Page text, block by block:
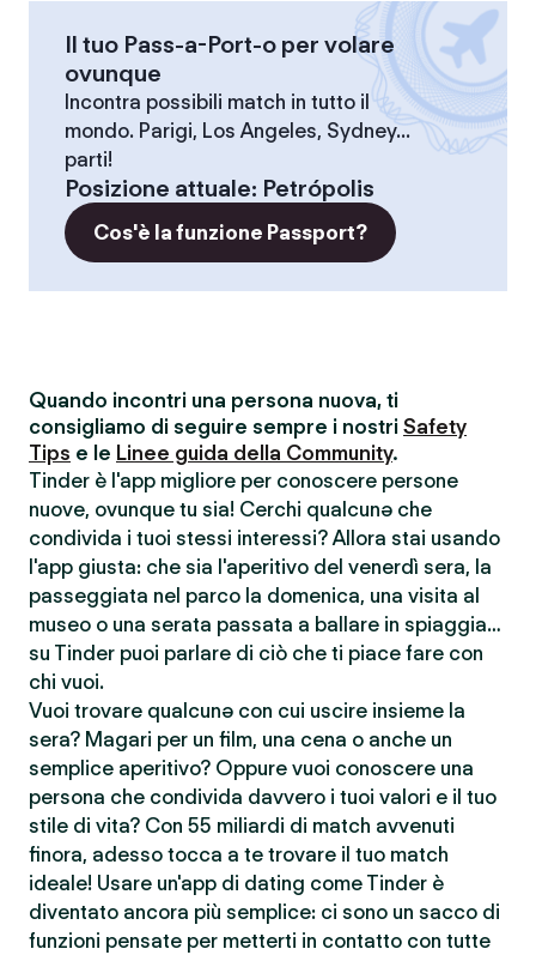
Il tuo Pass-a-Port-o per volare
ovunque
Incontra possibili match in tutto il
mondo. Parigi, Los Angeles, Sydney...
parti!
Posizione attuale: Petrópolis
Cos'è la funzione Passport?
Quando incontri una persona nuova, ti
consigliamo di seguire sempre i nostri Safety
Tips e le Linee guida della Community.
Tinder è l'app migliore per conoscere persone
nuove, ovunque tu sia! Cerchi qualcunə che
condivida i tuoi stessi interessi? Allora stai usando
l'app giusta: che sia l'aperitivo del venerdì sera, la
passeggiata nel parco la domenica, una visita al
museo o una serata passata a ballare in spiaggia…
su Tinder puoi parlare di ciò che ti piace fare con
chi vuoi.
Vuoi trovare qualcunə con cui uscire insieme la
sera? Magari per un film, una cena o anche un
semplice aperitivo? Oppure vuoi conoscere una
persona che condivida davvero i tuoi valori e il tuo
stile di vita? Con 55 miliardi di match avvenuti
finora, adesso tocca a te trovare il tuo match
ideale! Usare un'app di dating come Tinder è
diventato ancora più semplice: ci sono un sacco di
funzioni pensate per metterti in contatto con tutte